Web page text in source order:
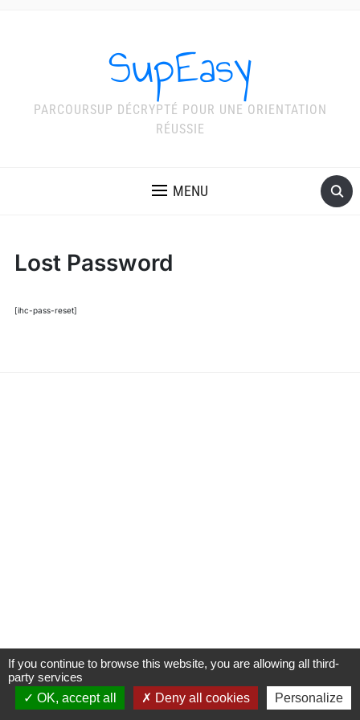
SupEasy
PARCOURSUP DÉCRYPTÉ POUR UNE ORIENTATION
RÉUSSIE
MENU
Lost Password
[ihc-pass-reset]
If you continue to browse this website, you are allowing all third-
party services
OK, accept all
Deny all cookies Personalize